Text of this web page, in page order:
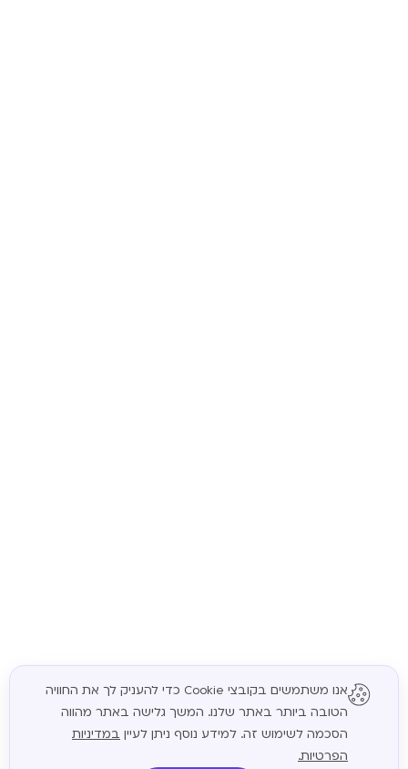
המשך
אנו משתמשים בקובצי Cookie כדי להעניק לך את החוויה
הטובה ביותר באתר שלנו. המשך גלישה באתר מהווה
הסכמה לשימוש זה. למידע נוסף ניתן לעיין במדיניות
הפרטיות.